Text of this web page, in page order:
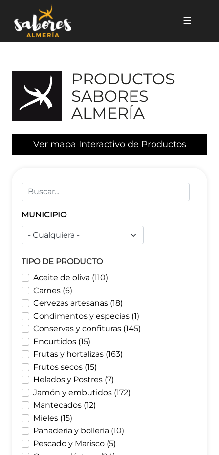
Listado de productos
PRODUCTOS
SABORES
ALMERÍA
Ver mapa Interactivo de Productos
MUNICIPIO
TIPO DE PRODUCTO
Aceite de oliva (110)
Carnes (6)
Cervezas artesanas (18)
Condimentos y especias (1)
Conservas y confituras (145)
Encurtidos (15)
Frutas y hortalizas (163)
Frutos secos (15)
Helados y Postres (7)
Jamón y embutidos (172)
Mantecados (12)
Mieles (15)
Panadería y bollería (10)
Pescado y Marisco (5)